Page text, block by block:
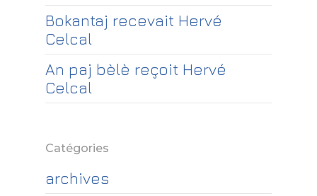
Bokantaj recevait Hervé
Celcal
An paj bèlè reçoit Hervé
Celcal
Catégories
archives